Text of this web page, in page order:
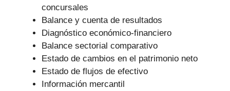
concursales
Balance y cuenta de resultados
Diagnóstico económico-financiero
Balance sectorial comparativo
Estado de cambios en el patrimonio neto
Estado de flujos de efectivo
Información mercantil